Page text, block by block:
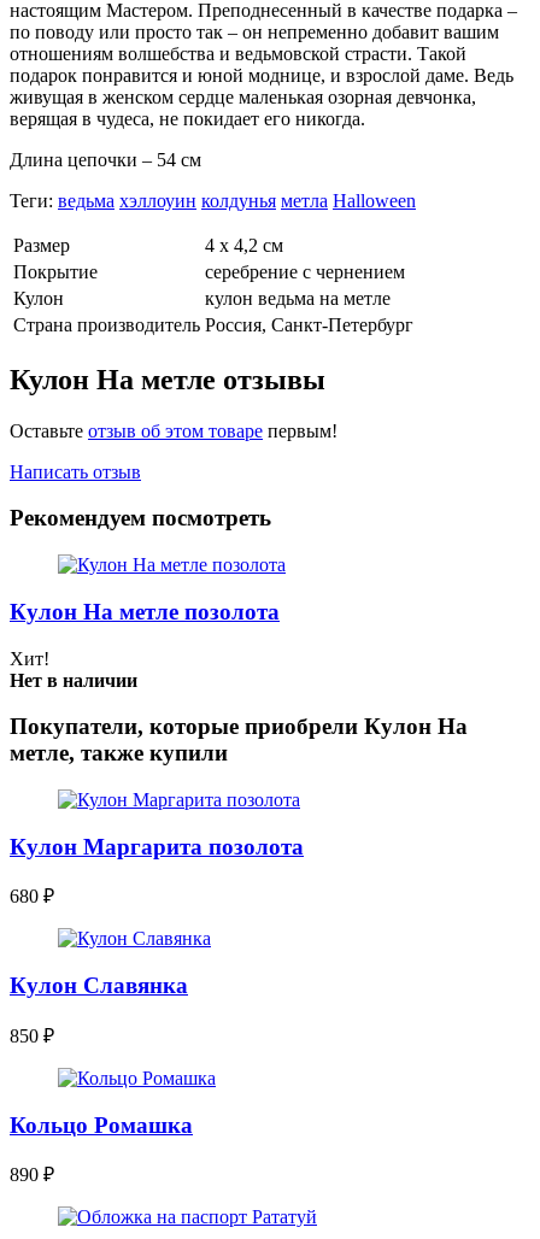
настоящим Мастером. Преподнесенный в качестве подарка –
по поводу или просто так – он непременно добавит вашим
отношениям волшебства и ведьмовской страсти. Такой
подарок понравится и юной моднице, и взрослой даме. Ведь
живущая в женском сердце маленькая озорная девчонка,
верящая в чудеса, не покидает его никогда.
Длина цепочки – 54 см
Теги: ведьма хэллоуин колдунья метла Halloween
Размер
4 х 4,2 см
Покрытие
серебрение с чернением
Кулон
кулон ведьма на метле
Страна производитель Россия, Санкт-Петербург
Кулон На метле отзывы
Оставьте отзыв об этом товаре первым!
Написать отзыв
Рекомендуем посмотреть
Кулон На метле позолота
Хит!
Нет в наличии
Покупатели, которые приобрели Кулон На
метле, также купили
Кулон Маргарита позолота
680 ₽
Кулон Славянка
850 ₽
Кольцо Ромашка
890 ₽